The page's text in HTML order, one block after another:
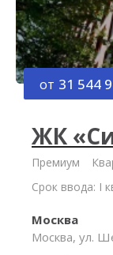
от 31 544
ЖК
Премиум
Срок ввода: I
Москва
Москва, ул.